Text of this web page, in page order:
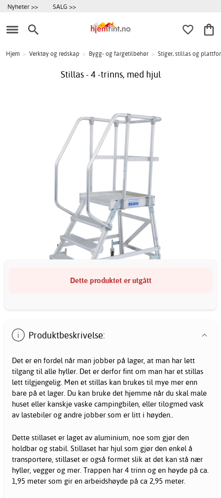
Nyheter >> SALG >>
Hjem > Verktøy og redskap > Bygg- og fargetilbehør > Stiger, stillas og
Stillas - 4 -trinns, med hjul
Dette produktet er utgått
Produktbeskrivelse:
Det er en fordel når man jobber på lager, at man har lett
tilgang til alle hyller. Det er derfor fint om man har et stillas
lett tilgjengelig. Men et stillas kan brukes til mye mer enn
bare på et lager. Du kan bruke det hjemme når du skal male
huset eller kanskje vaske campingbilen, eller tilogmed vask
av lastebiler og andre jobber som er litt i høyden..
Dette stillaset er laget av aluminium, noe som gjør den
holdbar og stabil. Stillaset har hjul som gjør den enkel å
transportere, stillaset er også formet slik at det kan stå nær
hyller, vegger og mer. Trappen har 4 trinn og en høyde på ca.
1,95 meter som gir en arbeidshøyde på ca 2,95 meter.